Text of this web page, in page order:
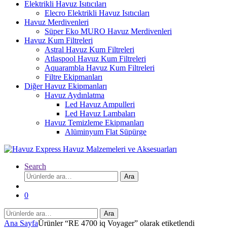
Elektrikli Havuz Isıtıcıları
Elecro Elektrikli Havuz Isıtıcıları
Havuz Merdivenleri
Süper Eko MURO Havuz Merdivenleri
Havuz Kum Filtreleri
Astral Havuz Kum Filtreleri
Atlaspool Havuz Kum Filtreleri
Aquarambla Havuz Kum Filtreleri
Filtre Ekipmanları
Diğer Havuz Ekipmanları
Havuz Aydınlatma
Led Havuz Ampulleri
Led Havuz Lambaları
Havuz Temizleme Ekipmanları
Alüminyum Flat Süpürge
Search
Ara:
Ara
0
Ara:
Ara
Ana SayfaÜrünler “RE 4700 iq Voyager” olarak etiketlendi